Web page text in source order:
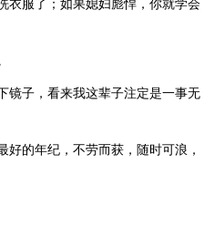
衣服了；如果媳妇彪悍，你就学会
镜子，看来我这辈子注定是一事无
的年纪，不劳而获，随时可浪，